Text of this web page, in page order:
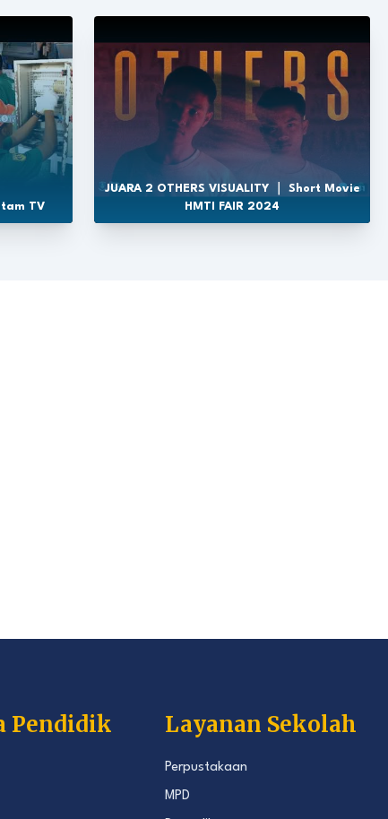
TV
JUARA 2 OTHERS VISUALITY ｜ Short Movie
HMTI FAIR 2024
Pendidik Layanan Sekolah
Perpustakaan
MPD